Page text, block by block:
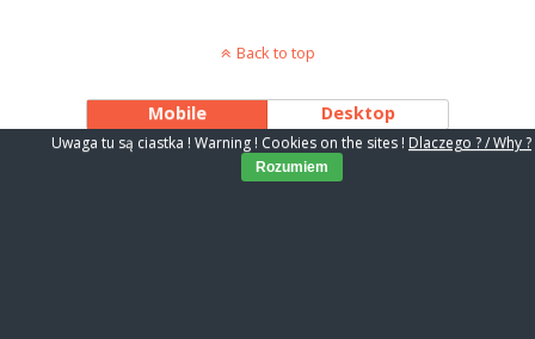
Back to top
Mobile Desktop
Uwaga tu są ciastka ! Warning ! Cookies on the sites ! Dlaczego ? / Why ?
Rozumiem